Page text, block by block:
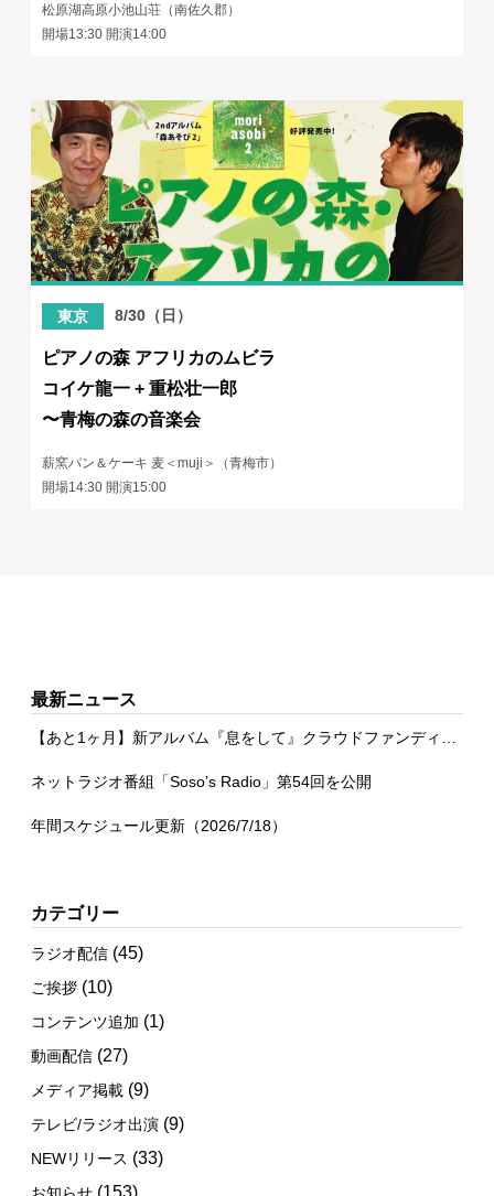
松原湖高原小池山荘（南佐久郡）
開場13:30 開演14:00
東京 8/30（日）
ピアノの森 アフリカのムビラ
コイケ龍一 + 重松壮一郎
〜青梅の森の音楽会
薪窯パン＆ケーキ 麦＜muji＞（青梅市）
開場14:30 開演15:00
最新ニュース
ネットラジオ番組「Soso’s Radio」第54回を公開
年間スケジュール更新（2026/7/18）
カテゴリー
ラジオ配信 (45)
ご挨拶 (10)
コンテンツ追加 (1)
動画配信 (27)
メディア掲載 (9)
テレビ/ラジオ出演 (9)
NEWリリース (33)